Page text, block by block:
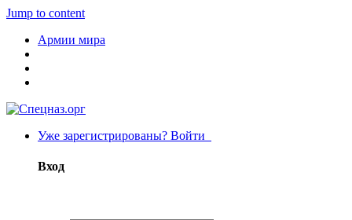
Jump to content
Армии мира
Уже зарегистрированы? Войти
Вход